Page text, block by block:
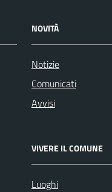
NOVITÀ
Notizie
Comunicati
Avvisi
VIVERE IL COMUNE
Luoghi